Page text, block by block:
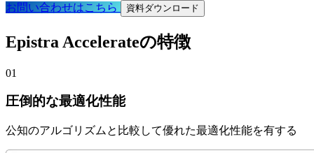
お問い合わせはこちら 資料ダウンロード
Epistra Accelerateの特徴
01
圧倒的な最適化性能
公知のアルゴリズムと 比較して優れた最適化性能を有する